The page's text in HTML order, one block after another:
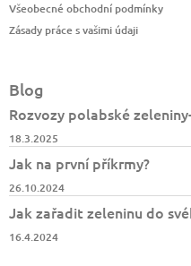
Všeobecné obchodní podmínky
Zásady práce s vašimi údaji
Blog
Rozvozy polabské
18.3.2025
Jak na první příkrmy?
26.10.2024
Jak zařadit zeleninu do
16.4.2024